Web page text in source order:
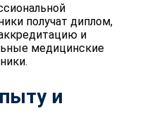
получат диплом,
и
медицинские
и